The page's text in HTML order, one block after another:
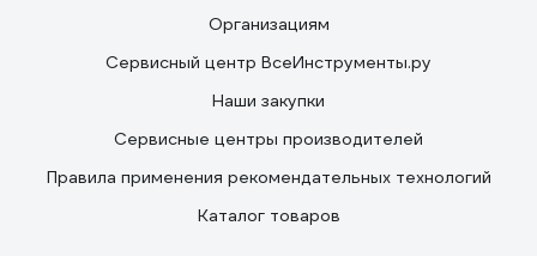
Организациям
Сервисный центр ВсеИнструменты.ру
Наши закупки
Сервисные центры производителей
Правила применения рекомендательных технологий
Каталог товаров